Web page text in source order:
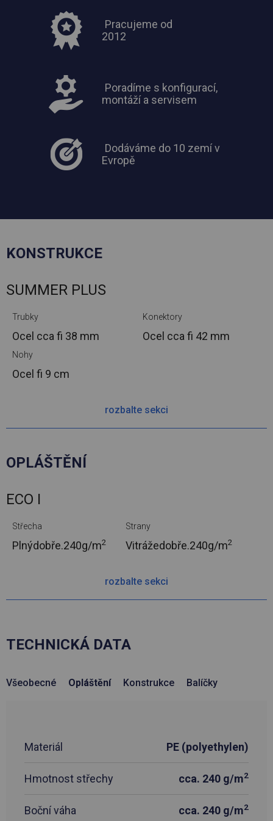
Pracujeme od
2012
Poradíme s konfigurací,
montáží a servisem
Dodáváme do 10 zemí v
Evropě
KONSTRUKCE
SUMMER PLUS
Trubky
Ocel ccafi 38 mm
Konektory
Ocel ccafi 42 mm
Nohy
Ocel fi 9 cm
rozbalte sekci
OPLÁŠTĚNÍ
ECO I
Střecha
Plnýdobře.240g/m2
Strany
Vitrážedobře.240g/m2
rozbalte sekci
TECHNICKÁ DATA
Všeobecné Opláštění Konstrukce Balíčky
Materiál PE (polyethylen)
Hmotnost střechy cca. 240 g/m2
Boční váha cca. 240 g/m2